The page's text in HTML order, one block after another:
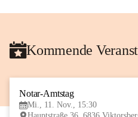
Kommende
Notar-Amtstag
Mi., 11. Nov., 15:30